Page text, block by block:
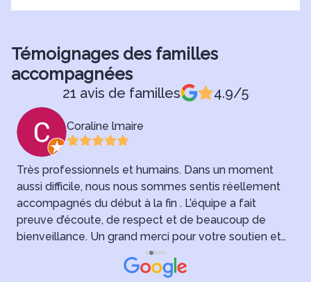
Témoignages des familles
accompagnées
21 avis de familles 4.9/5
Coraline lmaire
Très professionnels et humains. Dans un moment
aussi difficile, nous nous sommes sentis réellement
accompagnés du début à la fin . L’équipe a fait
preuve d’écoute, de respect et de beaucoup de
bienveillance. Un grand merci pour votre soutien et
votre sérieux. Merci pour mon Papi 🌟